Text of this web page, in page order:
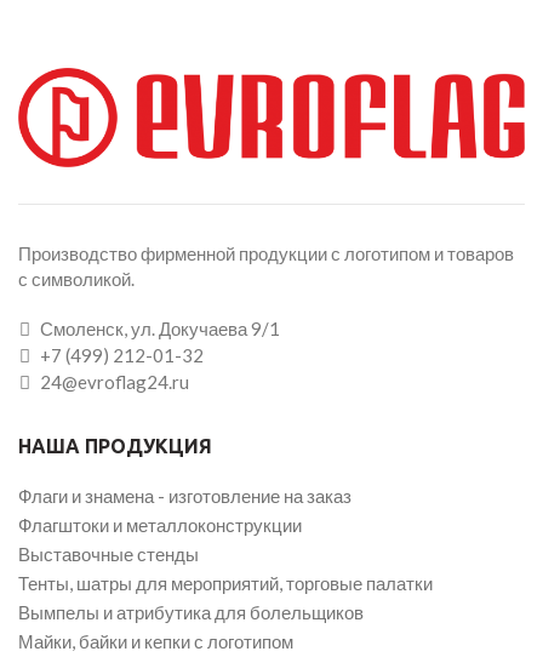
Производство фирменной продукции с логотипом и товаров
с символикой.
Смоленск, ул. Докучаева 9/1
+7 (499) 212-01-32
24@evroflag24.ru
НАША ПРОДУКЦИЯ
Флаги и знамена - изготовление на заказ
Флагштоки и металлоконструкции
Выставочные стенды
Тенты, шатры для мероприятий, торговые палатки
Вымпелы и атрибутика для болельщиков
Майки, байки и кепки с логотипом